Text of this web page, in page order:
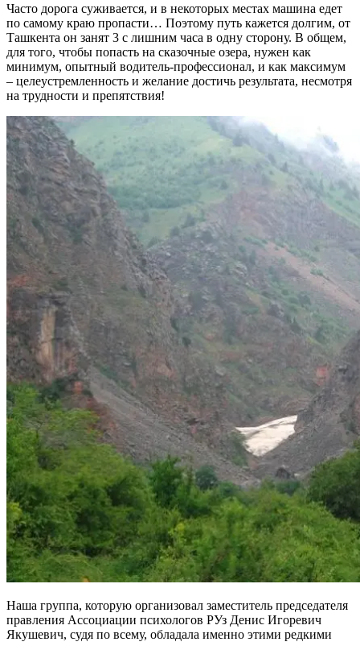
Часто дорога суживается, и в некоторых местах машина едет
по самому краю пропасти… Поэтому путь кажется долгим, от
Ташкента он занят 3 с лишним часа в одну сторону. В общем,
для того, чтобы попасть на сказочные озера, нужен как
минимум, опытный водитель-профессионал, и как максимум
– целеустремленность и желание достичь результата, несмотря
на трудности и препятствия!
Наша группа, которую организовал заместитель председателя
правления Ассоциации психологов РУз Денис Игоревич
Якушевич, судя по всему, обладала именно этими редкими